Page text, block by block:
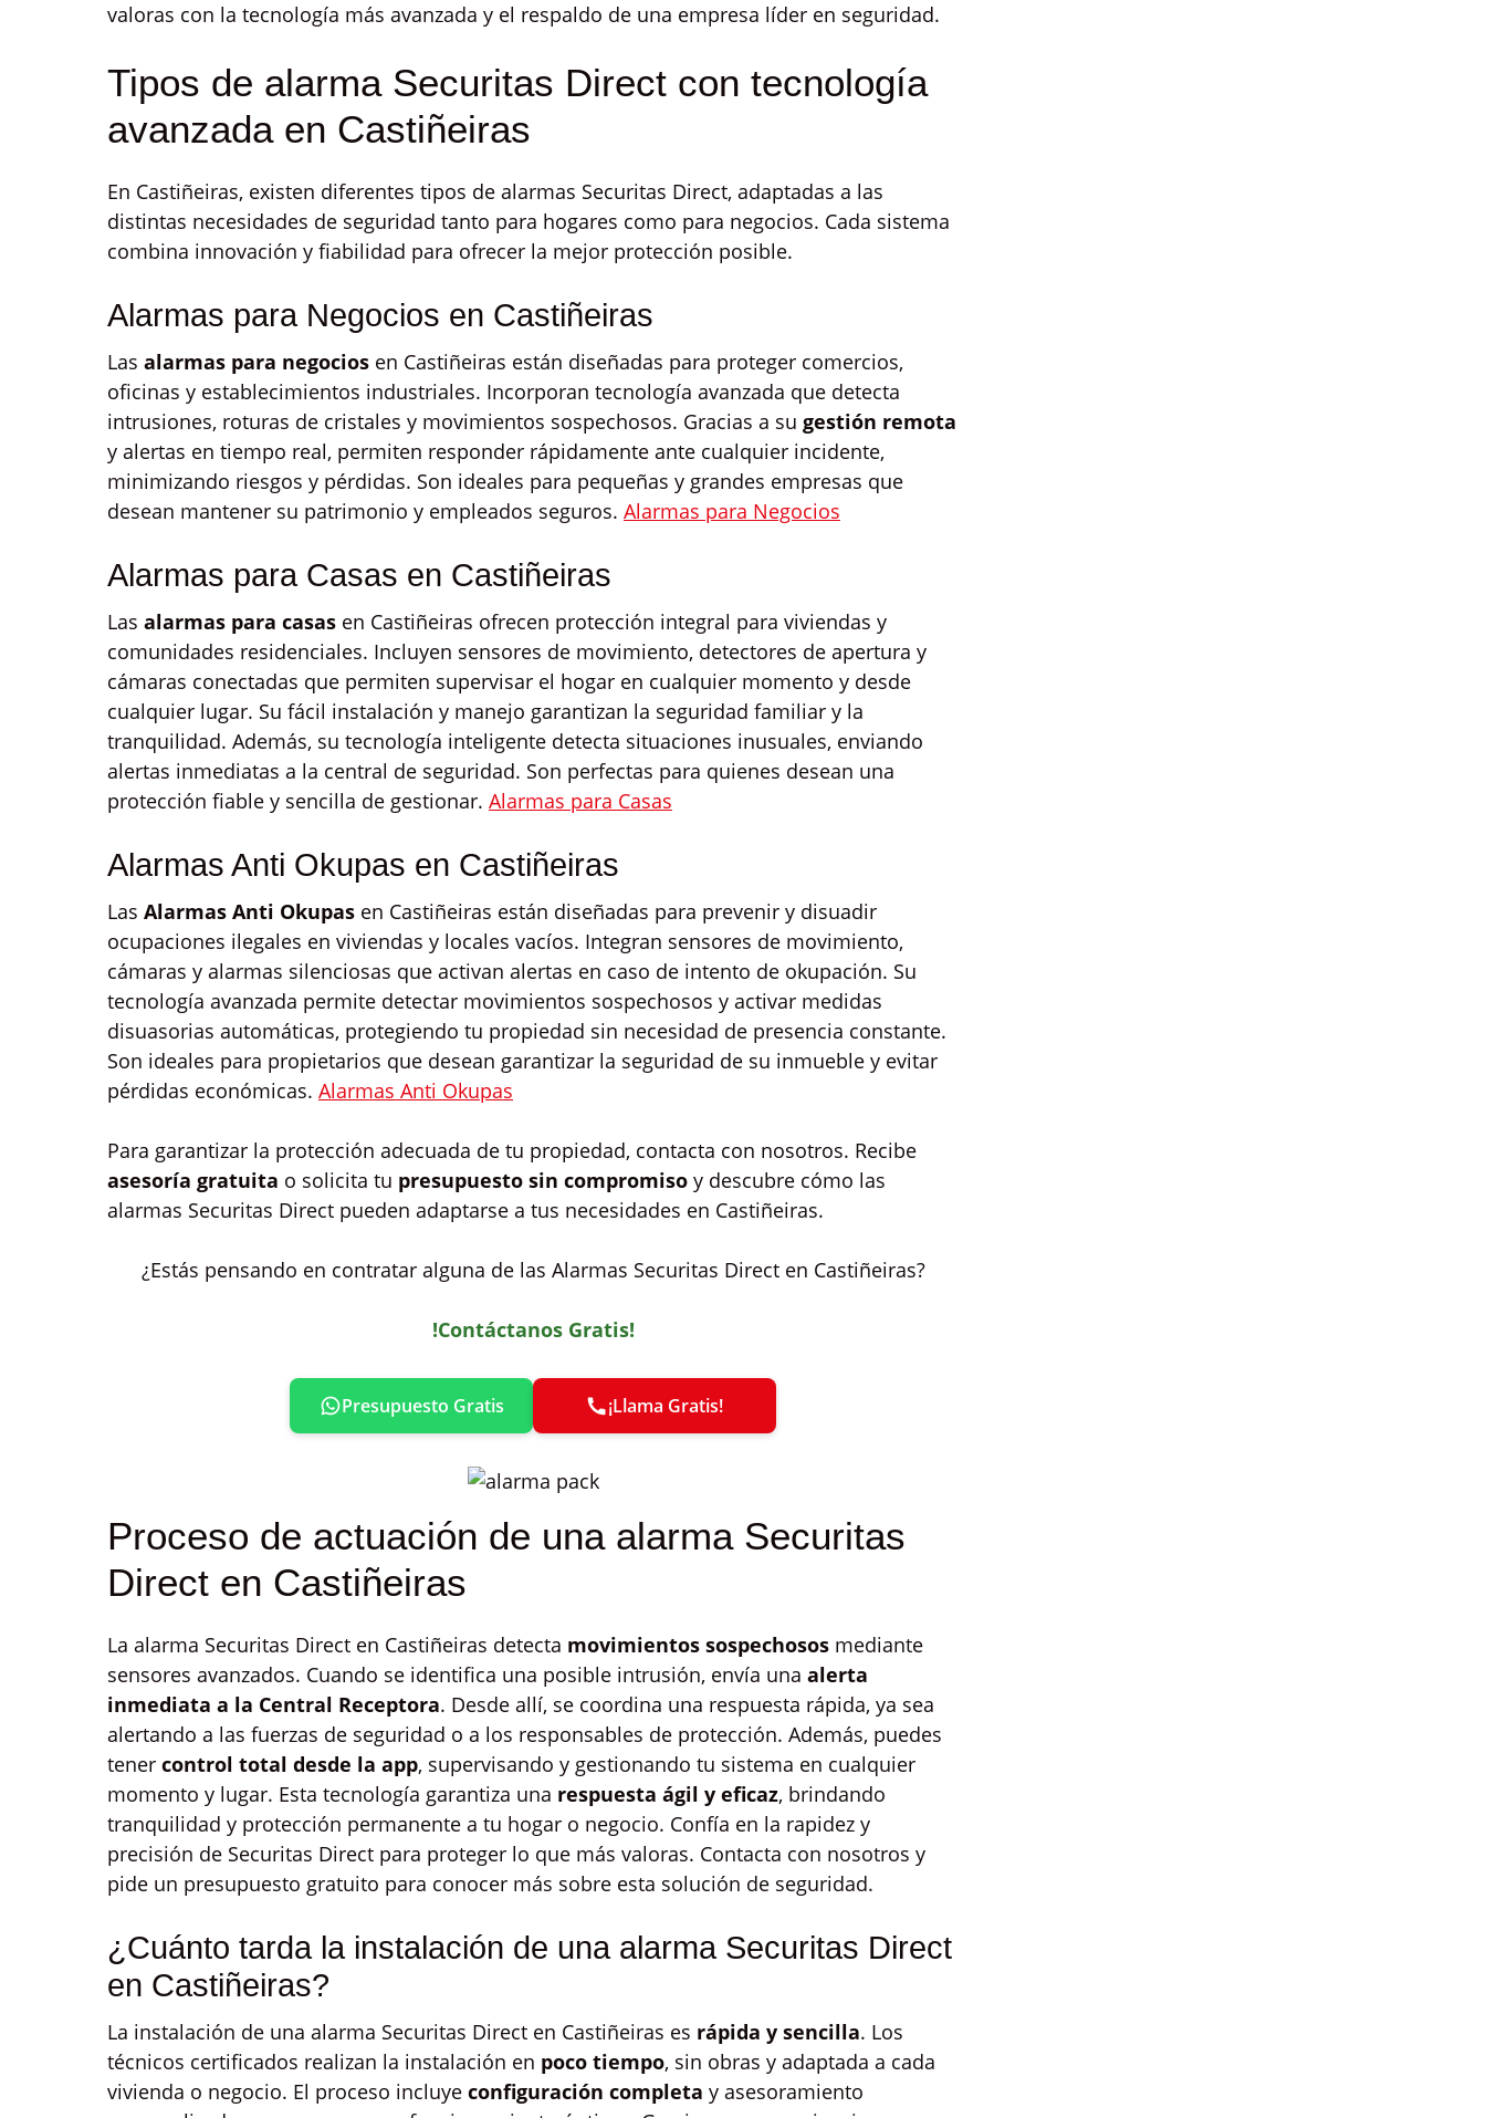
valoras con la tecnología más avanzada y el respaldo de una empresa líder en seguridad.
Tipos de alarma Securitas Direct con tecnología
avanzada en Castiñeiras
En Castiñeiras, existen diferentes tipos de alarmas Securitas Direct, adaptadas a las
distintas necesidades de seguridad tanto para hogares como para negocios. Cada sistema
combina innovación y fiabilidad para ofrecer la mejor protección posible.
Alarmas para Negocios en Castiñeiras
Las alarmas para negocios en Castiñeiras están diseñadas para proteger comercios,
oficinas y establecimientos industriales. Incorporan tecnología avanzada que detecta
intrusiones, roturas de cristales y movimientos sospechosos. Gracias a su gestión remota
y alertas en tiempo real, permiten responder rápidamente ante cualquier incidente,
minimizando riesgos y pérdidas. Son ideales para pequeñas y grandes empresas que
desean mantener su patrimonio y empleados seguros. Alarmas para Negocios
Alarmas para Casas en Castiñeiras
Las alarmas para casas en Castiñeiras ofrecen protección integral para viviendas y
comunidades residenciales. Incluyen sensores de movimiento, detectores de apertura y
cámaras conectadas que permiten supervisar el hogar en cualquier momento y desde
cualquier lugar. Su fácil instalación y manejo garantizan la seguridad familiar y la
tranquilidad. Además, su tecnología inteligente detecta situaciones inusuales, enviando
alertas inmediatas a la central de seguridad. Son perfectas para quienes desean una
protección fiable y sencilla de gestionar. Alarmas para Casas
Alarmas Anti Okupas en Castiñeiras
Las Alarmas Anti Okupas en Castiñeiras están diseñadas para prevenir y disuadir
ocupaciones ilegales en viviendas y locales vacíos. Integran sensores de movimiento,
cámaras y alarmas silenciosas que activan alertas en caso de intento de okupación. Su
tecnología avanzada permite detectar movimientos sospechosos y activar medidas
disuasorias automáticas, protegiendo tu propiedad sin necesidad de presencia constante.
Son ideales para propietarios que desean garantizar la seguridad de su inmueble y evitar
pérdidas económicas. Alarmas Anti Okupas
Para garantizar la protección adecuada de tu propiedad, contacta con nosotros. Recibe
asesoría gratuita o solicita tu presupuesto sin compromiso y descubre cómo las
alarmas Securitas Direct pueden adaptarse a tus necesidades en Castiñeiras.
¿Estás pensando en contratar alguna de las Alarmas Securitas Direct en Castiñeiras?
!Contáctanos Gratis!
Presupuesto Gratis ¡Llama Gratis!
Proceso de actuación de una alarma Securitas
Direct en Castiñeiras
La alarma Securitas Direct en Castiñeiras detecta movimientos sospechosos mediante
sensores avanzados. Cuando se identifica una posible intrusión, envía una alerta
inmediata a la Central Receptora. Desde allí, se coordina una respuesta rápida, ya sea
alertando a las fuerzas de seguridad o a los responsables de protección. Además, puedes
tener control total desde la app, supervisando y gestionando tu sistema en cualquier
momento y lugar. Esta tecnología garantiza una respuesta ágil y eficaz, brindando
tranquilidad y protección permanente a tu hogar o negocio. Confía en la rapidez y
precisión de Securitas Direct para proteger lo que más valoras. Contacta con nosotros y
pide un presupuesto gratuito para conocer más sobre esta solución de seguridad.
¿Cuánto tarda la instalación de una alarma Securitas Direct
en Castiñeiras?
La instalación de una alarma Securitas Direct en Castiñeiras es rápida y sencilla. Los
técnicos certificados realizan la instalación en poco tiempo, sin obras y adaptada a cada
vivienda o negocio. El proceso incluye configuración completa y asesoramiento